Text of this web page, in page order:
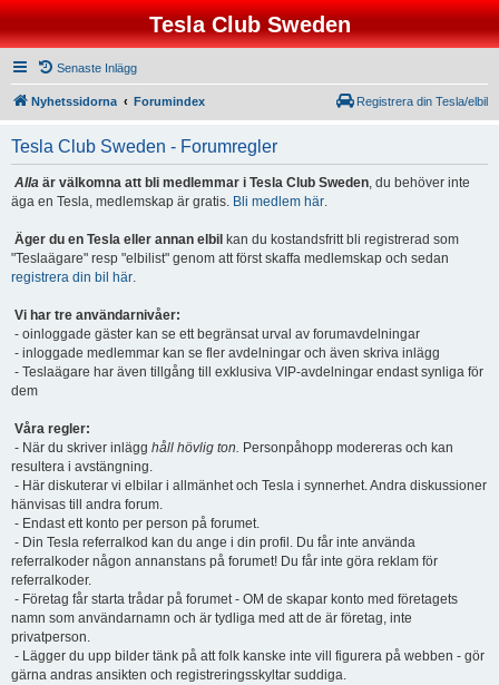
Tesla Club Sweden
Senaste Inlägg
Nyhetssidorna Forumindex Registrera din Tesla/elbil
Tesla Club Sweden - Forumregler
Alla är välkomna att bli medlemmar i Tesla Club Sweden, du behöver inte
äga en Tesla, medlemskap är gratis. Bli medlem här.
Äger du en Tesla eller annan elbil kan du kostandsfritt bli registrerad som
"Teslaägare" resp "elbilist" genom att först skaffa medlemskap och sedan
registrera din bil här.
Vi har tre användarnivåer:
- oinloggade gäster kan se ett begränsat urval av forumavdelningar
- inloggade medlemmar kan se fler avdelningar och även skriva inlägg
- Teslaägare har även tillgång till exklusiva VIP-avdelningar endast synliga för
dem
Våra regler:
- När du skriver inlägg håll hövlig ton. Personpåhopp modereras och kan
resultera i avstängning.
- Här diskuterar vi elbilar i allmänhet och Tesla i synnerhet. Andra diskussioner
hänvisas till andra forum.
- Endast ett konto per person på forumet.
- Din Tesla referralkod kan du ange i din profil. Du får inte använda
referralkoder någon annanstans på forumet! Du får inte göra reklam för
referralkoder.
- Företag får starta trådar på forumet - OM de skapar konto med företagets
namn som användarnamn och är tydliga med att de är företag, inte
privatperson.
- Lägger du upp bilder tänk på att folk kanske inte vill figurera på webben - gör
gärna andras ansikten och registreringsskyltar suddiga.